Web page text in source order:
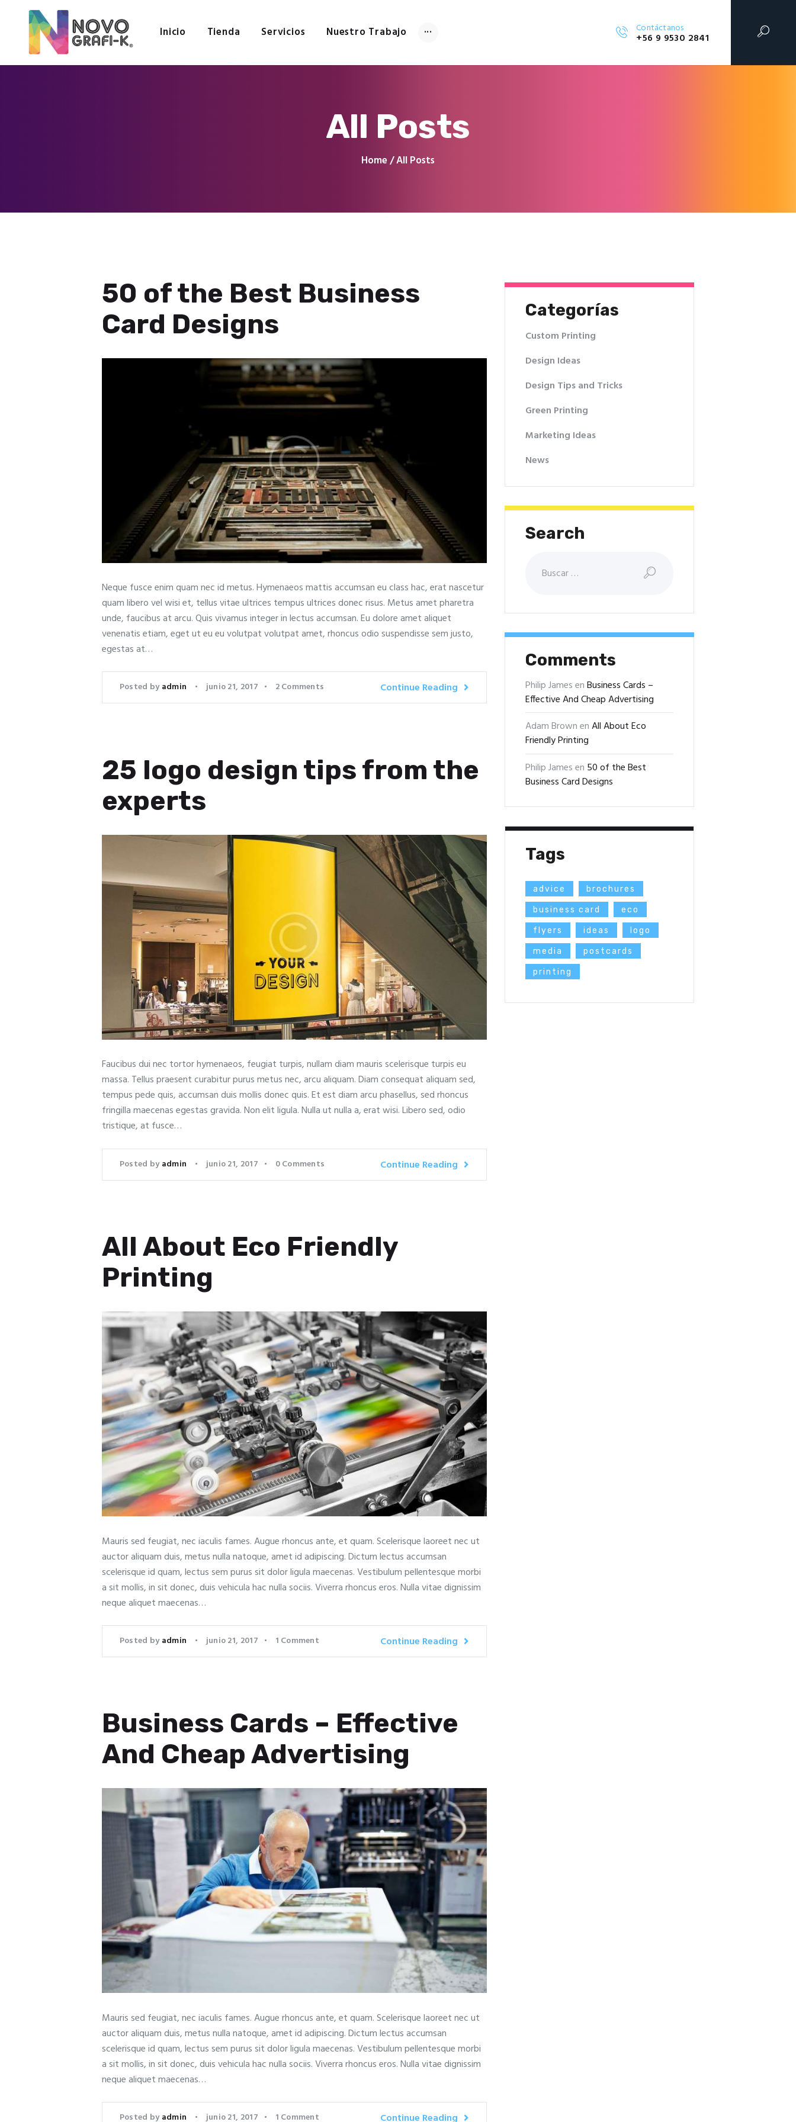
Inicio Tienda Servicios Nuestro Trabajo Contáctanos
+56 9 9530 2841
All Posts
Home All Posts
Tienda
Servicios
50 of the Best Business
Card Designs
Neque fusce enim quam nec id metus. Hymenaeos mattis accumsan eu class hac, erat nascetur
quam libero vel wisi et, tellus vitae ultrices tempus ultrices donec risus. Metus amet pharetra
unde, faucibus at arcu. Quis vivamus integer in lectus accumsan. Eu dolore amet aliquet
venenatis etiam, eget ut eu eu volutpat volutpat amet, rhoncus odio suspendisse sem justo,
egestas at…
Posted byadmin junio 21, 2017 2Comments Continue Reading
25 logo design tips from the
experts
Faucibus dui nec tortor hymenaeos, feugiat turpis, nullam diam mauris scelerisque turpis eu
massa. Tellus praesent curabitur purus metus nec, arcu aliquam. Diam consequat aliquam sed,
tempus pede quis, accumsan duis mollis donec quis. Et est diam arcu phasellus, sed rhoncus
fringilla maecenas egestas gravida. Non elit ligula. Nulla ut nulla a, erat wisi. Libero sed, odio
tristique, at fusce…
Posted byadmin junio 21, 2017 0Comments Continue Reading
All About Eco Friendly
Printing
Mauris sed feugiat, nec iaculis fames. Augue rhoncus ante, et quam. Scelerisque laoreet nec ut
auctor aliquam duis, metus nulla natoque, amet id adipiscing. Dictum lectus accumsan
scelerisque id quam, lectus sem purus sit dolor ligula maecenas. Vestibulum pellentesque morbi
a sit mollis, in sit donec, duis vehicula hac nulla sociis. Viverra rhoncus eros. Nulla vitae dignissim
neque aliquet maecenas…
Posted byadmin junio 21, 2017 1 Comment Continue Reading
Business Cards – Effective
And Cheap Advertising
Mauris sed feugiat, nec iaculis fames. Augue rhoncus ante, et quam. Scelerisque laoreet nec ut
auctor aliquam duis, metus nulla natoque, amet id adipiscing. Dictum lectus accumsan
scelerisque id quam, lectus sem purus sit dolor ligula maecenas. Vestibulum pellentesque morbi
a sit mollis, in sit donec, duis vehicula hac nulla sociis. Viverra rhoncus eros. Nulla vitae dignissim
neque aliquet maecenas…
Posted byadmin junio 21, 2017 1 Comment Continue Reading
Categorías
Custom Printing
Design Ideas
Design Tips and Tricks
Green Printing
Marketing Ideas
News
Search
Comments
Philip JamesenBusiness Cards –
Effective And Cheap Advertising
Adam BrownenAll About Eco
Friendly Printing
Philip Jamesen 50 of the Best
Business Card Designs
Tags
advice brochures
business card eco
flyers ideas logo
media postcards
printing